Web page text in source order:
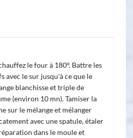
le four à 180°. Battre les
avec le sur jusqu'à ce que le
blanchisse et triple de
(environ 10 mn). Tamiser la
sur le mélange et mélanger
avec une spatule, étaler
dans le moule et